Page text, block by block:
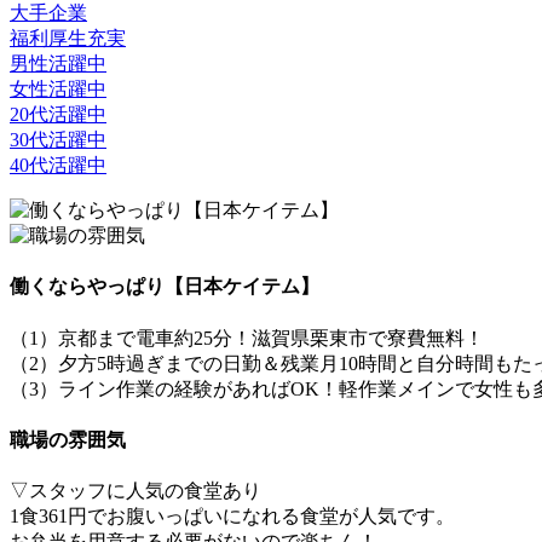
大手企業
福利厚生充実
男性活躍中
女性活躍中
20代活躍中
30代活躍中
40代活躍中
働くならやっぱり【日本ケイテム】
（1）京都まで電車約25分！滋賀県栗東市で寮費無料！
（2）夕方5時過ぎまでの日勤＆残業月10時間と自分時間もた
（3）ライン作業の経験があればOK！軽作業メインで女性も
職場の雰囲気
▽スタッフに人気の食堂あり
1食361円でお腹いっぱいになれる食堂が人気です。